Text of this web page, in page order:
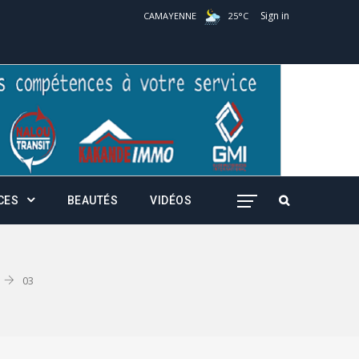
CAMAYENNE 25°C Sign in
BEAUTÉS VIDÉOS
03